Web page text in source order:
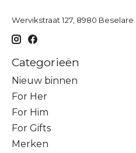
Wervikstraat 127, 8980 Beselare
Categorieën
Nieuw binnen
For Her
For Him
For Gifts
Merken